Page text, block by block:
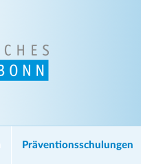
Präventionsschulungen